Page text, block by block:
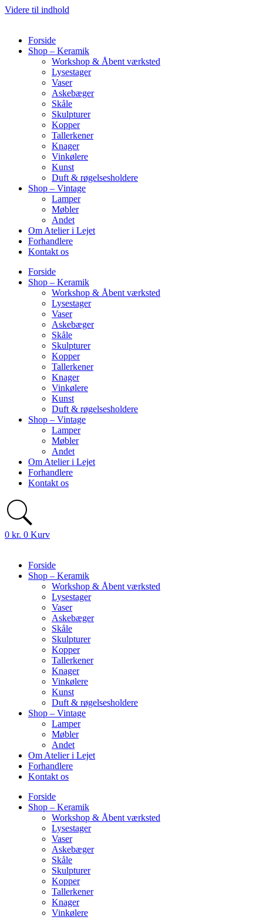
Videre til indhold
Forside
Shop – Keramik
Workshop & Åbent værksted
Lysestager
Vaser
Askebæger
Skåle
Skulpturer
Kopper
Tallerkener
Knager
Vinkølere
Kunst
Duft & røgelsesholdere
Shop – Vintage
Lamper
Møbler
Andet
Om Atelier i Lejet
Forhandlere
Kontakt os
Forside
Shop – Keramik
Workshop & Åbent værksted
Lysestager
Vaser
Askebæger
Skåle
Skulpturer
Kopper
Tallerkener
Knager
Vinkølere
Kunst
Duft & røgelsesholdere
Shop – Vintage
Lamper
Møbler
Andet
Om Atelier i Lejet
Forhandlere
Kontakt os
0 kr. 0 Kurv
Forside
Shop – Keramik
Workshop & Åbent værksted
Lysestager
Vaser
Askebæger
Skåle
Skulpturer
Kopper
Tallerkener
Knager
Vinkølere
Kunst
Duft & røgelsesholdere
Shop – Vintage
Lamper
Møbler
Andet
Om Atelier i Lejet
Forhandlere
Kontakt os
Forside
Shop – Keramik
Workshop & Åbent værksted
Lysestager
Vaser
Askebæger
Skåle
Skulpturer
Kopper
Tallerkener
Knager
Vinkølere